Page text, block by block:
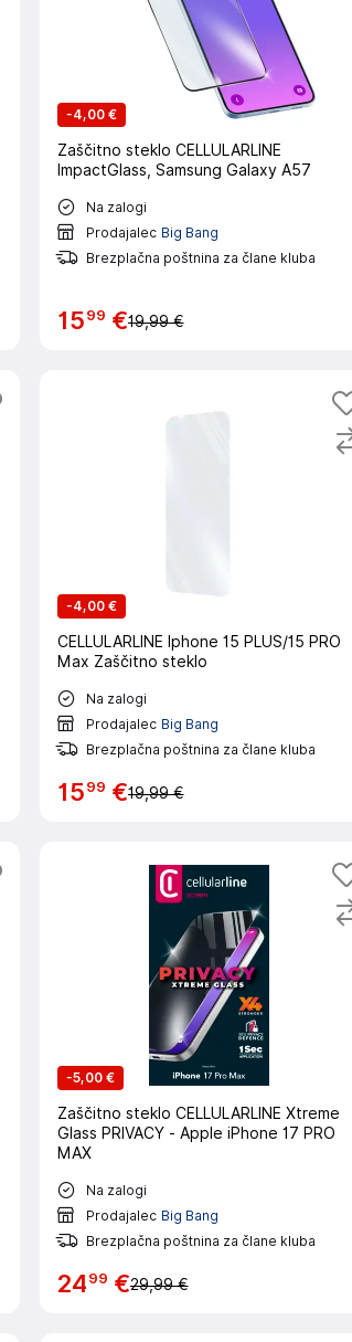
-4,00 €
Zaščitno steklo CELLULARLINE
ImpactGlass, Samsung Galaxy A57
Na zalogi
Prodajalec Big Bang
Brezplačna poštnina za člane kluba
1599 €19,99 €
-4,00 €
CELLULARLINE Iphone 15 PLUS/15 PRO
Max Zaščitno steklo
Na zalogi
Prodajalec Big Bang
Brezplačna poštnina za člane kluba
1599 €19,99 €
-5,00 €
Zaščitno steklo CELLULARLINE Xtreme
Glass PRIVACY - Apple iPhone 17 PRO
MAX
Na zalogi
Prodajalec Big Bang
Brezplačna poštnina za člane kluba
2499 €29,99 €